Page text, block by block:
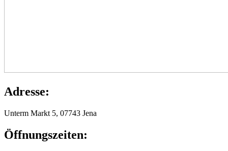
Adresse:
Unterm Markt 5, 07743 Jena
Öffnungszeiten: